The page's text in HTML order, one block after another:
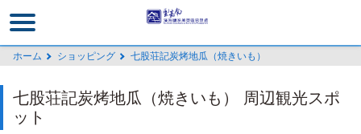
イ
ン
コ
ン
ホーム ショッピング 七股荘記炭烤地瓜（焼きいも）
七股荘記炭烤地瓜（焼きいも） 周辺観光スポ
ット